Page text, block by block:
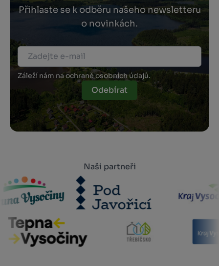
Přihlaste se k odběru našeho newsletteru
o novinkách.
Záleží nám na ochraně osobních údajů.
Odebírat
Naši partneři